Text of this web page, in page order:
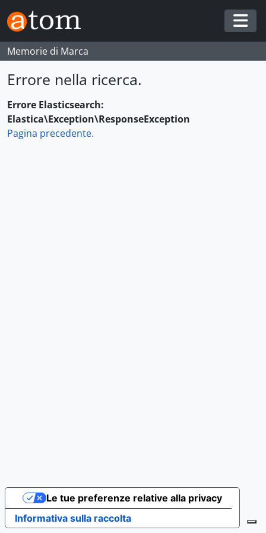
Skip to main content
Memorie di Marca
Errore nella ricerca.
Errore Elasticsearch:
Elastica\Exception\ResponseException
Pagina precedente.
Informativa sulla raccolta
Le tue preferenze relative alla privacy